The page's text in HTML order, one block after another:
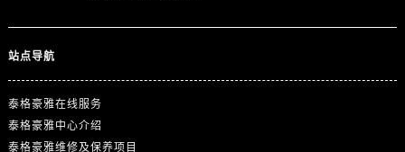
江西省萍乡市安源区萍安北大道与康庄路交叉口泰格豪雅售后服务中心（需提前预约）
站点导航
泰格豪雅在线服务
泰格豪雅中心介绍
泰格豪雅维修及保养项目